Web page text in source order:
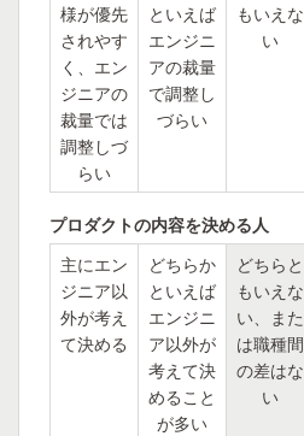
様が優先
されやす
く、エン
ジニアの
裁量では
調整しづ
らい
といえば
エンジニ
アの裁量
で調整し
づらい
もいえな
い
プロダクトの内容を決める人
主にエン
ジニア以
外が考え
て決める
どちらか
といえば
エンジニ
ア以外が
考えて決
めること
が多い
どちらと
もいえな
い、また
は職種間
の差はな
い